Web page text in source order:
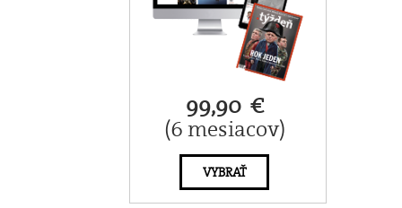
99,90 €
(6 mesiacov)
VYBRAŤ